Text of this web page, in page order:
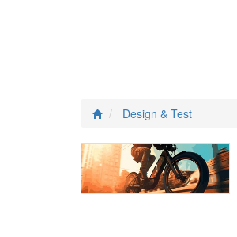
Design & Test